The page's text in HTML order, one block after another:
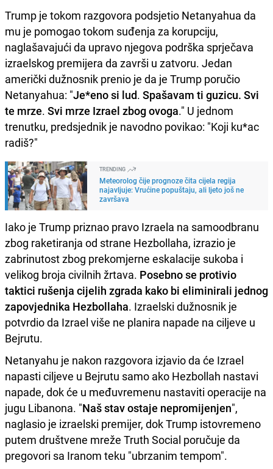
Trump je tokom razgovora podsjetio Netanyahua da
mu je pomogao tokom suđenja za korupciju,
naglašavajući da upravo njegova podrška sprječava
izraelskog premijera da završi u zatvoru. Jedan
američki dužnosnik prenio je da je Trump poručio
Netanyahua: "Je*eno si lud. Spašavam ti guzicu. Svi
te mrze. Svi mrze Izrael zbog ovoga." U jednom
trenutku, predsjednik je navodno povikao: "Koji ku*ac
radiš?"
TRENDING
Meteorolog čije prognoze čita cijela regija
najavljuje: Vrućine popuštaju, ali ljeto još ne
završava
Iako je Trump priznao pravo Izraela na samoodbranu
zbog raketiranja od strane Hezbollaha, izrazio je
zabrinutost zbog prekomjerne eskalacije sukoba i
velikog broja civilnih žrtava. Posebno se protivio
taktici rušenja cijelih zgrada kako bi eliminirali jednog
zapovjednika Hezbollaha. Izraelski dužnosnik je
potvrdio da Izrael više ne planira napade na ciljeve u
Bejrutu.
Netanyahu je nakon razgovora izjavio da će Izrael
napasti ciljeve u Bejrutu samo ako Hezbollah nastavi
napade, dok će u međuvremenu nastaviti operacije na
jugu Libanona. "Naš stav ostaje nepromijenjen",
naglasio je izraelski premijer, dok Trump istovremeno
putem društvene mreže Truth Social poručuje da
pregovori sa Iranom teku "ubrzanim tempom".